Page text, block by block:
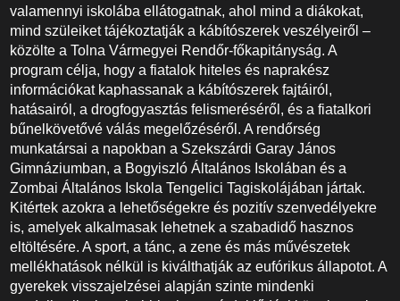
valamennyi iskolába ellátogatnak, ahol mind a diákokat,
mind szüleiket tájékoztatják a kábítószerek veszélyeiről –
közölte a Tolna Vármegyei Rendőr-főkapitányság. A
program célja, hogy a fiatalok hiteles és naprakész
információkat kaphassanak a kábítószerek fajtáiról,
hatásairól, a drogfogyasztás felismeréséről, és a fiatalkori
bűnelkövetővé válás megelőzéséről. A rendőrség
munkatársai a napokban a Szekszárdi Garay János
Gimnáziumban, a Bogyiszló Általános Iskolában és a
Zombai Általános Iskola Tengelici Tagiskolájában jártak.
Kitértek azokra a lehetőségekre és pozitív szenvedélyekre
is, amelyek alkalmasak lehetnek a szabadidő hasznos
eltöltésére. A sport, a tánc, a zene és más művészetek
mellékhatások nélkül is kiválthatják az eufórikus állapotot. A
gyerekek visszajelzései alapján szinte mindenki